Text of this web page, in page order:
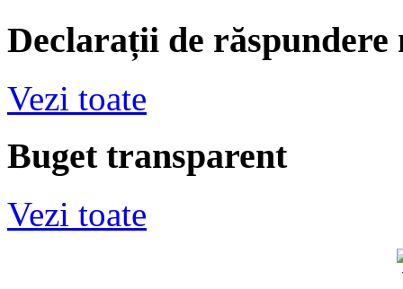
Declarații de răspundere
Vezi toate
Buget transparent
Vezi toate